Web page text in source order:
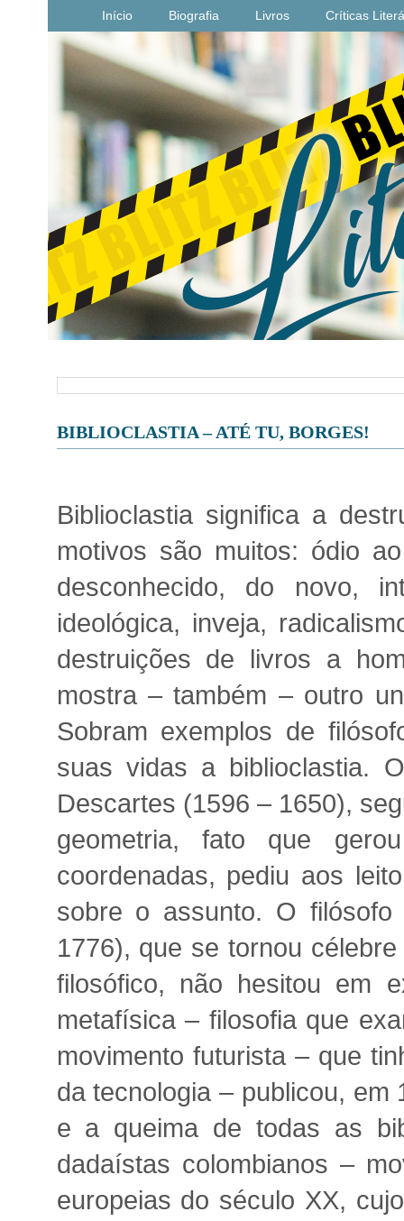
Início Biografia Livros Críticas
BIBLIOCLASTIA – ATÉ TU, BORGES!
Biblioclastia significa a
motivos são muitos: ódio
desconhecido, do novo,
ideológica, inveja,
destruições de livros a
mostra – também – outro
Sobram exemplos de
suas vidas a biblioclastia.
Descartes (1596 – 1650),
geometria, fato que
coordenadas, pediu aos
sobre o assunto. O
1776), que se tornou
filosófico, não hesitou em
metafísica – filosofia que
movimento futurista – que
da tecnologia – publicou,
e a queima de todas as
dadaístas colombianos –
europeias do século XX,